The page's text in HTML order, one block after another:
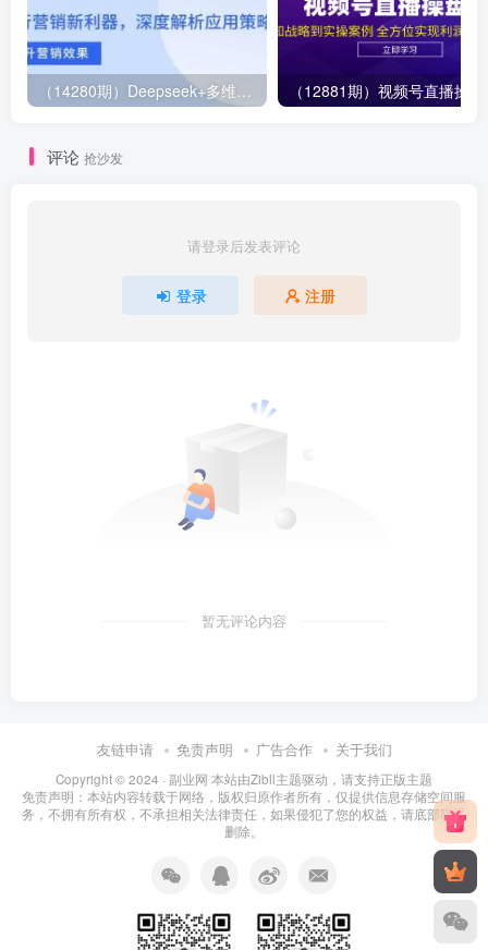
（14280期）Deepseek+多维表格，银行营销新利器，深度解析应用策略，提升营销效果
评论 抢沙发
请登录后发表评论
登录 注册
暂无评论内容
友链申请 免责声明 广告合作 关于我们
Copyright © 2024 · 副业网 本站由Zibll主题驱动，请支持正版主题
免责声明：本站内容转载于网络，版权归原作者所有，仅提供信息存储空间服
务，不拥有所有权，不承担相关法律责任，如果侵犯了您的权益，请底部联系
删除。